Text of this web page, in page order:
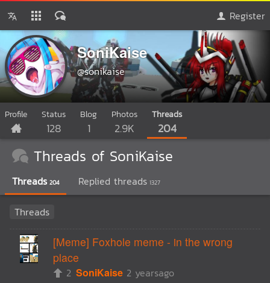
Register
SoniKaise
@sonikaise
Profile Status
128
Blog
1
Photos
2.9K
Threads
204
Threads of SoniKaise
Threads 204 Replied threads 1327
Threads
[Meme] Foxhole meme - in the wrong
place
2 SoniKaise 2 yearsago